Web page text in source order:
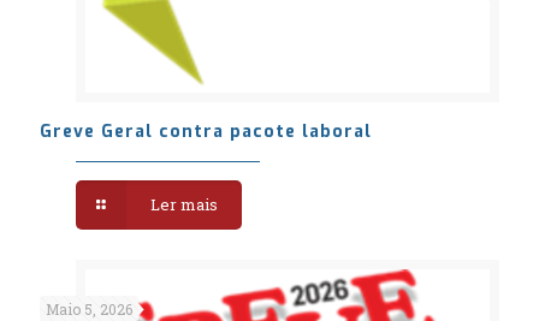
Greve Geral contra pacote laboral
Ler mais
Maio 5, 2026